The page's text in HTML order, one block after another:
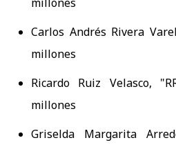
Carlos Andrés Rivera
millones
Ricardo Ruiz Velasco,
millones
Griselda Margarita